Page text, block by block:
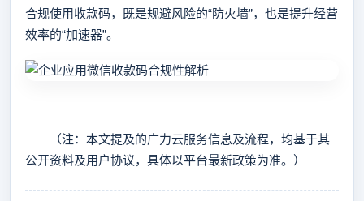
合规使用收款码，既是规避风险的“防火墙”，也是提升经营
效率的“加速器”。
（注：本文提及的广力云服务信息及流程，均基于其
公开资料及用户协议，具体以平台最新政策为准。）